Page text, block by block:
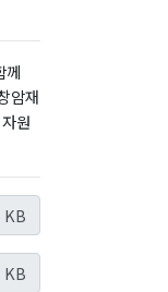
께
암재
원
KB
KB